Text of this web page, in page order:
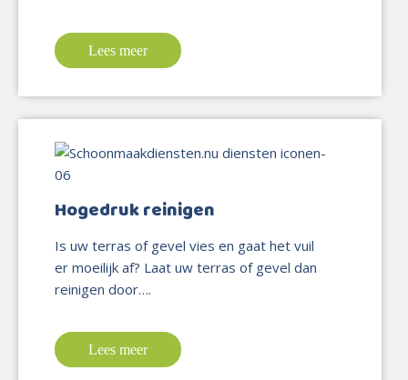
Lees meer
Hogedruk reinigen
Is uw terras of gevel vies en gaat het vuil
er moeilijk af? Laat uw terras of gevel dan
reinigen door….
Lees meer